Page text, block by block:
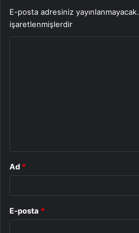
E-posta adresiniz yayınlanmayacak.
işaretlenmişlerdir
Ad *
E-posta *